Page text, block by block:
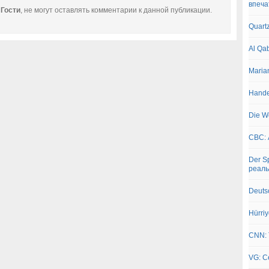
Гости, не могут оставлять комментарии к данной публикации.
Al
Die
CBC:
Der
CNN:
VG: